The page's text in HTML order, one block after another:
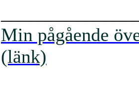
Min pågående
(länk)